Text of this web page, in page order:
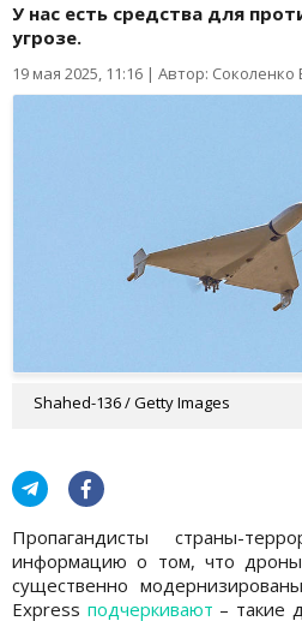
У нас есть средства для
угрозе.
19 мая 2025, 11:16 | Автор: Соколенко
Shahed-136 / Getty Images
Пропагандисты страны-
информацию о том, что
существенно
Express подчеркивают – такие